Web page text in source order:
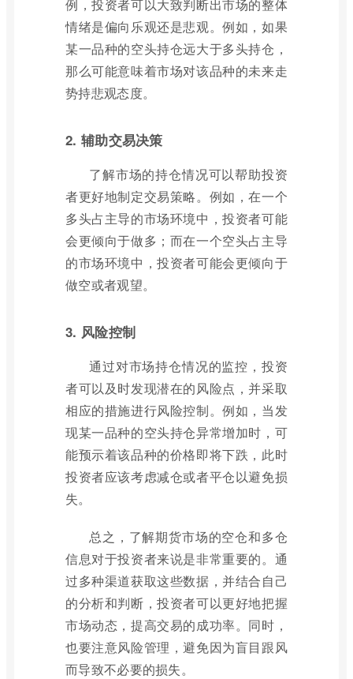
例，投资者可以大致判断出市场的整体
情绪是偏向乐观还是悲观。例如，如果
某一品种的空头持仓远大于多头持仓，
那么可能意味着市场对该品种的未来走
势持悲观态度。
2. 辅助交易决策
了解市场的持仓情况可以帮助投资
者更好地制定交易策略。例如，在一个
多头占主导的市场环境中，投资者可能
会更倾向于做多；而在一个空头占主导
的市场环境中，投资者可能会更倾向于
做空或者观望。
3. 风险控制
通过对市场持仓情况的监控，投资
者可以及时发现潜在的风险点，并采取
相应的措施进行风险控制。例如，当发
现某一品种的空头持仓异常增加时，可
能预示着该品种的价格即将下跌，此时
投资者应该考虑减仓或者平仓以避免损
失。
总之，了解期货市场的空仓和多仓
信息对于投资者来说是非常重要的。通
过多种渠道获取这些数据，并结合自己
的分析和判断，投资者可以更好地把握
市场动态，提高交易的成功率。同时，
也要注意风险管理，避免因为盲目跟风
而导致不必要的损失。